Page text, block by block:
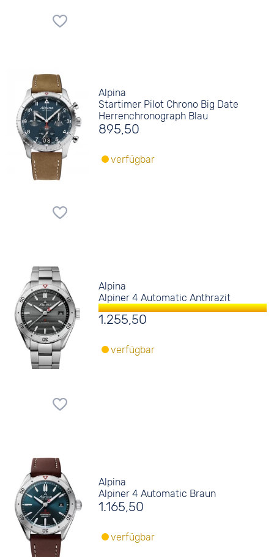
Alpina
Startimer Pilot Chrono Big Date
Herrenchronograph Blau
895,50
verfügbar
Alpina
Alpiner 4 Automatic Anthrazit
1.255,50
verfügbar
Alpina
Alpiner 4 Automatic Braun
1.165,50
verfügbar